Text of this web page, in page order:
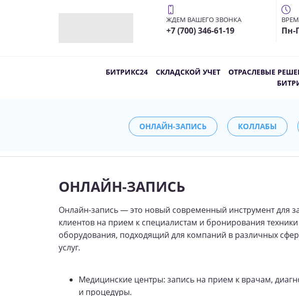
ЖДЕМ ВАШЕГО ЗВОНКА
+7 (700) 346-61-19 Пн-
БИТРИКС24 СКЛАДСКОЙ УЧЕТ ОТРАСЛЕВЫЕ
ОНЛАЙН-ЗАПИСЬ КОЛЛАБЫ
ОНЛАЙН-ЗАПИСЬ
Онлайн-запись — это новый современный инструмент для
клиентов на прием к специалистам и бронирования
оборудования, подходящий для компаний в различных
услуг.
Медицинские центры: запись на прием к врачам,
и процедуры.